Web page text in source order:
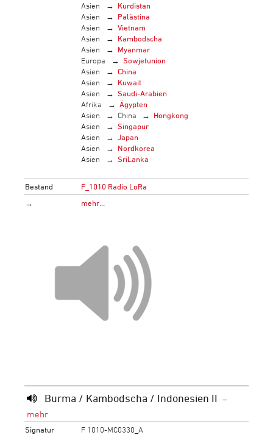
Asien
Kurdistan
Asien
Palästina
Asien
Vietnam
Asien
Kambodscha
Asien
Myanmar
Europa
Sowjetunion
Asien
China
Asien
Kuwait
Asien
Saudi-Arabien
Afrika
Ägypten
Asien
China
Hongkong
Asien
Singapur
Asien
Japan
Asien
Nordkorea
Asien
SriLanka
Bestand
F_1010 Radio LoRa
→
mehr…
Burma / Kambodscha / Indonesien II
Signatur
F 1010-MC0330_A